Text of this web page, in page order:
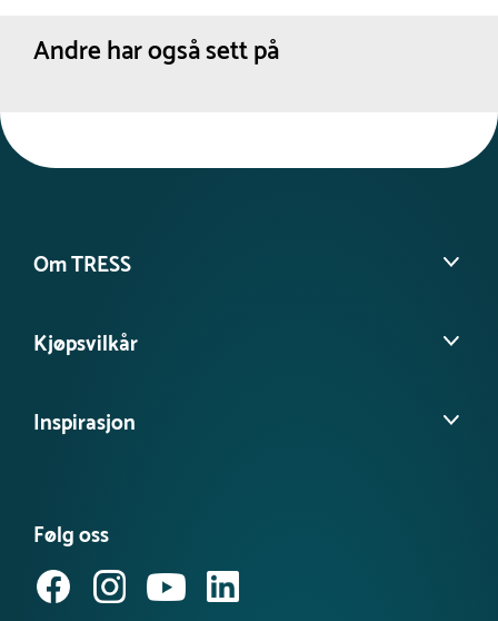
Andre har også sett på
Om TRESS
Kontakt kundeservice
Tilgjengelighetserklæring
Kjøpsvilkår
Personvernerklæring
Inspirasjon
Referanseprosjekt
Inspirasjon og guider
Produktnyheter
Følg oss